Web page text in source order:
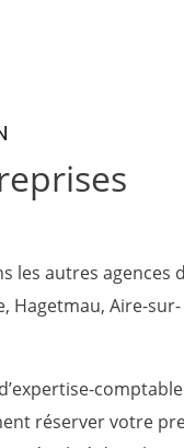
les autres agences
, Hagetmau, Aire-sur-
réserver votre